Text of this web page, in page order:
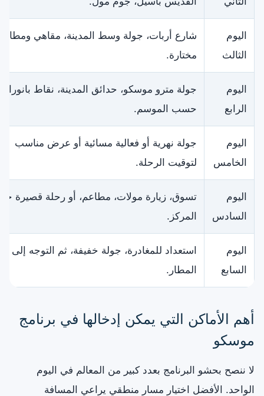
اليوم
الثالث
شارع أربات، جولة وسط المدينة، مقاهي
مختارة.
اليوم
الرابع
جولة مترو موسكو، حدائق المدينة، نقاط
حسب الموسم.
اليوم
الخامس
جولة نهرية أو فعالية مسائية أو عرض مناسب
لتوقيت الرحلة.
اليوم
السادس
تسوق، زيارة مولات، مطاعم، أو رحلة قصيرة
المركز.
اليوم
السابع
استعداد للمغادرة، جولة خفيفة، ثم التوجه إلى
المطار.
أهم الأماكن التي يمكن إدخالها في برنامج
موسكو
لا ننصح بحشو البرنامج بعدد كبير من المعالم في اليوم
الواحد. الأفضل اختيار مسار منطقي يراعي المسافة